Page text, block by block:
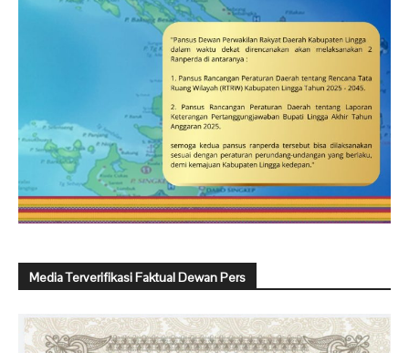
Media Terverifikasi Faktual Dewan Pers